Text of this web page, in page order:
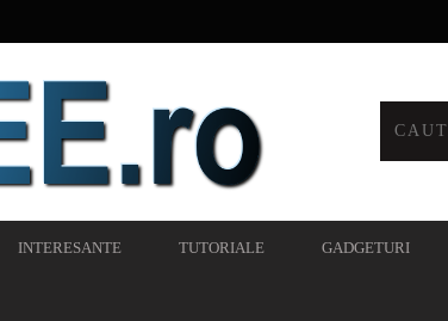
INTERESANTE TUTORIALE GADGETURI